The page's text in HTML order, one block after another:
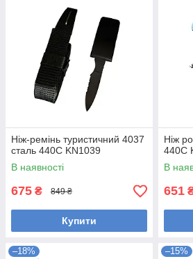
Ніж-ремінь туристичний 4037
сталь 440С KN1039
В наявності
675 ₴ 849 ₴
Купити
Ніж
440С
В
651
–18% –15%